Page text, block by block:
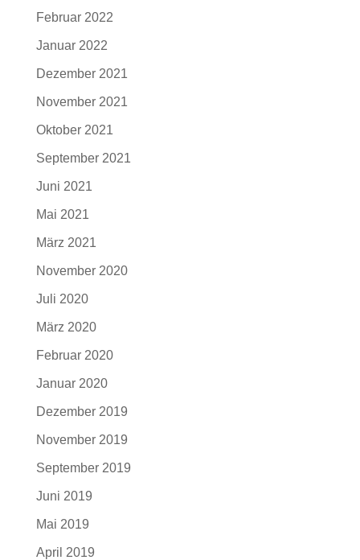
Februar 2022
Januar 2022
Dezember 2021
November 2021
Oktober 2021
September 2021
Juni 2021
Mai 2021
März 2021
November 2020
Juli 2020
März 2020
Februar 2020
Januar 2020
Dezember 2019
November 2019
September 2019
Juni 2019
Mai 2019
April 2019